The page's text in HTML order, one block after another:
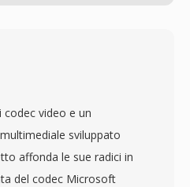
codec video e un
sviluppato
affonda le sue radici in
del codec Microsoft